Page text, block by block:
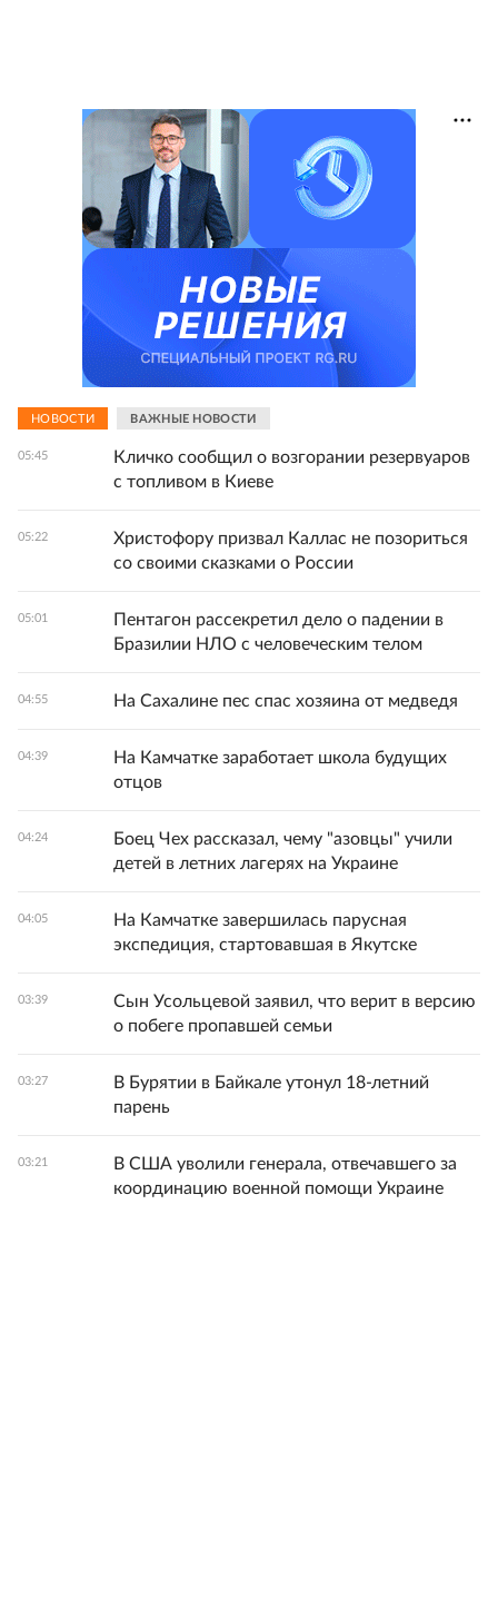
НОВОСТИ ВАЖНЫЕ НОВОСТИ
05:45
Кличко сообщил о возгорании резервуаров
с топливом в Киеве
05:22
Христофору призвал Каллас не позориться
со своими сказками о России
05:01
Пентагон рассекретил дело о падении в
Бразилии НЛО с человеческим телом
04:55 На Сахалине пес спас хозяина от медведя
04:39
На Камчатке заработает школа будущих
отцов
04:24
Боец Чех рассказал, чему "азовцы" учили
детей в летних лагерях на Украине
04:05
На Камчатке завершилась парусная
экспедиция, стартовавшая в Якутске
03:39
Сын Усольцевой заявил, что верит в версию
о побеге пропавшей семьи
03:27
В Бурятии в Байкале утонул 18-летний
парень
03:21
В США уволили генерала, отвечавшего за
координацию военной помощи Украине